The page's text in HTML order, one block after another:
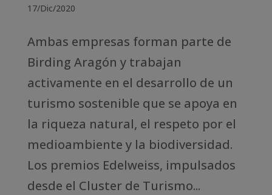
17/Dic/2020
Ambas empresas forman parte de
Birding Aragón y trabajan
activamente en el desarrollo de un
turismo sostenible que se apoya en
la riqueza natural, el respeto por el
medioambiente y la biodiversidad.
Los premios Edelweiss, impulsados
desde el Cluster de Turismo...